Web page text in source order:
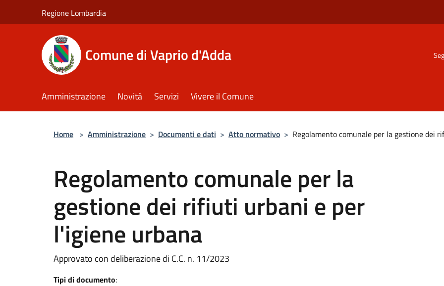
Regione Lombardia
Comune di Vaprio d'Adda
Amministrazione Novità Servizi Vivere il Comune
Home > Amministrazione > Documenti e dati > Atto normativo > Regolamento comunale per la gestione dei
Regolamento comunale per la
gestione dei rifiuti urbani e per
l'igiene urbana
Approvato con deliberazione di C.C. n. 11/2023
Tipi di documento: